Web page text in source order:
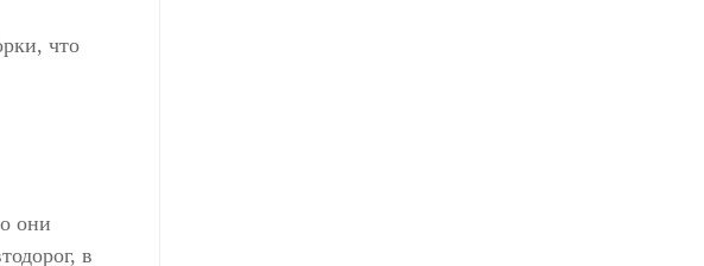
что
они
в